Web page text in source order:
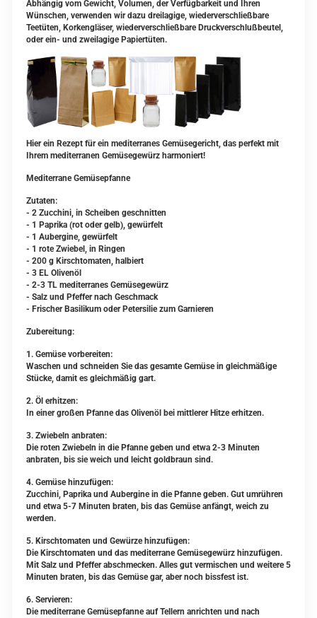
Abhängig vom Gewicht, Volumen, der Verfügbarkeit und Ihren
Wünschen, verwenden wir dazu dreilagige, wiederverschließbare
Teetüten, Korkengläser, wiederverschließbare Druckverschlußbeutel,
oder ein- und zweilagige Papiertüten.
Hier ein Rezept für ein mediterranes Gemüsegericht, das perfekt mit
Ihrem mediterranen Gemüsegewürz harmoniert!
Mediterrane Gemüsepfanne
Zutaten:
- 2 Zucchini, in Scheiben geschnitten
- 1 Paprika (rot oder gelb), gewürfelt
- 1 Aubergine, gewürfelt
- 1 rote Zwiebel, in Ringen
- 200 g Kirschtomaten, halbiert
- 3 EL Olivenöl
- 2-3 TL mediterranes Gemüsegewürz
- Salz und Pfeffer nach Geschmack
- Frischer Basilikum oder Petersilie zum Garnieren
Zubereitung:
1. Gemüse vorbereiten:
Waschen und schneiden Sie das gesamte Gemüse in gleichmäßige
Stücke, damit es gleichmäßig gart.
2. Öl erhitzen:
In einer großen Pfanne das Olivenöl bei mittlerer Hitze erhitzen.
3. Zwiebeln anbraten:
Die roten Zwiebeln in die Pfanne geben und etwa 2-3 Minuten
anbraten, bis sie weich und leicht goldbraun sind.
4. Gemüse hinzufügen:
Zucchini, Paprika und Aubergine in die Pfanne geben. Gut umrühren
und etwa 5-7 Minuten braten, bis das Gemüse anfängt, weich zu
werden.
5. Kirschtomaten und Gewürze hinzufügen:
Die Kirschtomaten und das mediterrane Gemüsegewürz hinzufügen.
Mit Salz und Pfeffer abschmecken. Alles gut vermischen und weitere 5
Minuten braten, bis das Gemüse gar, aber noch bissfest ist.
6. Servieren:
Die mediterrane Gemüsepfanne auf Tellern anrichten und nach